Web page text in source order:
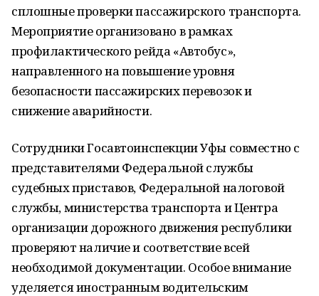
сплошные проверки пассажирского транспорта.
Мероприятие организовано в рамках
профилактического рейда «Автобус»,
направленного на повышение уровня
безопасности пассажирских перевозок и
снижение аварийности.
Сотрудники Госавтоинспекции Уфы совместно с
представителями Федеральной службы
судебных приставов, Федеральной налоговой
службы, министерства транспорта и Центра
организации дорожного движения республики
проверяют наличие и соответствие всей
необходимой документации. Особое внимание
уделяется иностранным водительским